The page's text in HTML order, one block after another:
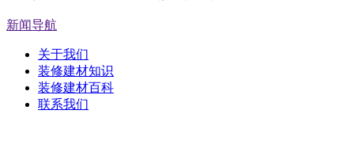
新闻导航
关于我们
装修建材知识
装修建材百科
联系我们